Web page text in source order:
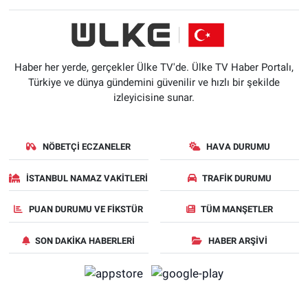
Haber her yerde, gerçekler Ülke TV'de. Ülke TV Haber Portalı,
Türkiye ve dünya gündemini güvenilir ve hızlı bir şekilde
izleyicisine sunar.
NÖBETÇI ECZANELER HAVA DURUMU
İSTANBUL NAMAZ VAKITLERI TRAFIK DURUMU
PUAN DURUMU VE FIKSTÜR TÜM MANŞETLER
SON DAKIKA HABERLERI HABER ARŞIVI